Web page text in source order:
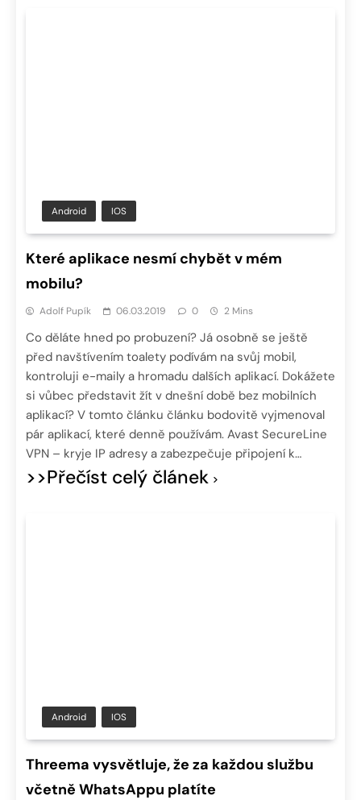
Android IOS
Které aplikace nesmí chybět v mém
mobilu?
Adolf Pupík 06.03.2019 0 2 Mins
Co děláte hned po probuzení? Já osobně se ještě
před navštívením toalety podívám na svůj mobil,
kontroluji e-maily a hromadu dalších aplikací. Dokážete
si vůbec představit žít v dnešní době bez mobilních
aplikací? V tomto článku článku bodovitě vyjmenoval
pár aplikací, které denně používám. Avast SecureLine
VPN – kryje IP adresy a zabezpečuje připojení k…
>>Přečíst celý článek
Android IOS
Threema vysvětluje, že za každou službu
včetně WhatsAppu platíte